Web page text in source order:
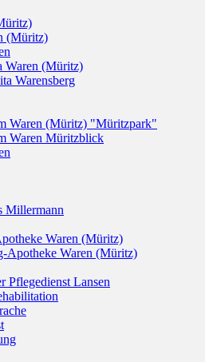
(Müritz)
(Müritz)
Warensberg
Waren (Müritz) "Müritzpark"
Waren Müritzblick
Millermann
Waren (Müritz)
Apotheke Waren (Müritz)
Pflegedienst Lansen